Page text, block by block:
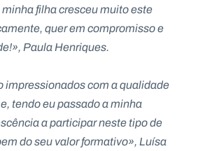
filha cresceu muito este
quer em compromisso e
Paula Henriques.
impressionados com a qualidade
tendo eu passado a minha
a participar neste tipo de
do seu valor formativo», Luísa